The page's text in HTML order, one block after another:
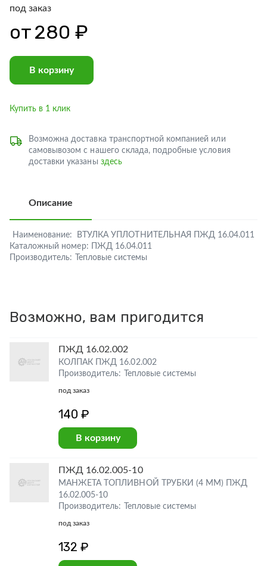
под заказ
от280 ₽
В корзину
Купить в 1 клик
Возможна доставка транспортной компанией или
самовывозом с нашего склада, подробные условия
доставки указаны здесь
Описание
Наименование:
ВТУЛКА УПЛОТНИТЕЛЬНАЯ ПЖД 16.04.011
Каталожный номер:
ПЖД 16.04.011
Производитель:
Тепловые системы
Возможно, вам пригодится
ПЖД 16.02.002
КОЛПАК ПЖД 16.02.002
Производитель: Тепловые системы
под заказ
140 ₽
В корзину
ПЖД 16.02.005-10
МАНЖЕТА ТОПЛИВНОЙ ТРУБКИ (4 ММ) ПЖД
16.02.005-10
Производитель: Тепловые системы
под заказ
132 ₽